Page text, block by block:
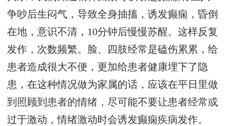
争吵后生闷气，导致全身抽搐，诱发癫痫，昏倒
在地，意识不清，10分钟后慢慢苏醒。这样反复
发作，次数频繁。脸、四肢经常是磕伤累累，给
患者造成很大不便，更加给患者健康埋下了隐
患，在这种情况做为家属的话，应该在平日里做
到照顾到患者的情绪，尽可能不要让患者经常或
过于激动，情绪激动时会诱发癫痫疾病发作。